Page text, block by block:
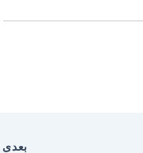
بعدی